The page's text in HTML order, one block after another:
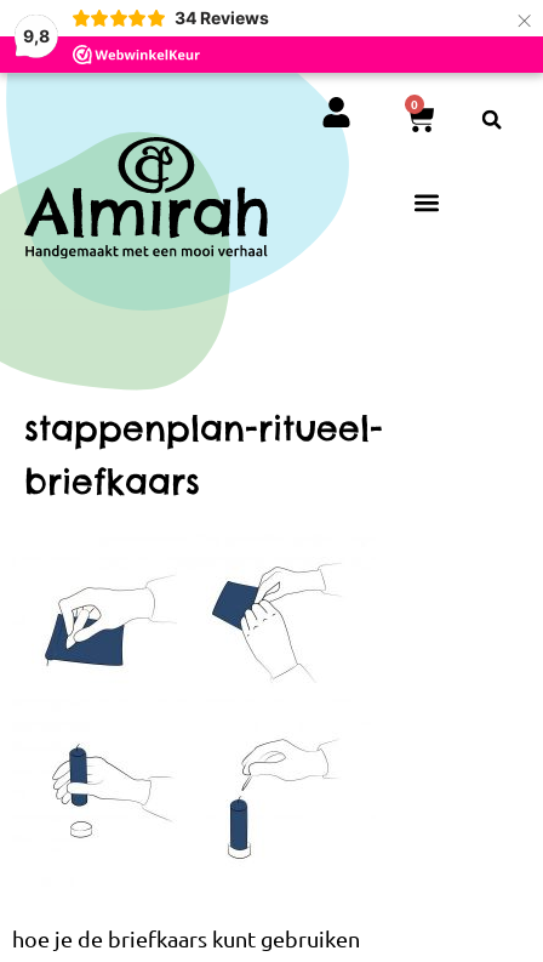
9,8
34 Reviews ×
0
stappenplan-ritueel-
briefkaars
hoe je de briefkaars kunt gebruiken